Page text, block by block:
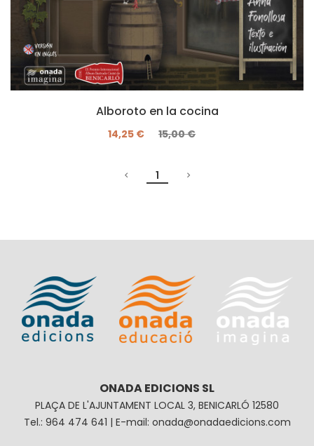
Alboroto en la cocina
14,25 € 15,00 €
1
ONADA EDICIONS SL
PLAÇA DE L'AJUNTAMENT LOCAL 3, BENICARLÓ 12580
Tel.: 964 474 641 | E-mail: onada@onadaedicions.com